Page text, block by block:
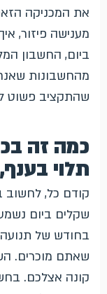
את המכניקה
ביום, החשבון
מהחשבונות
שהתקציב פשוט
כמה זה
תלוי
בחודש של
שאתם מוכרים.
קונה אצלכם.